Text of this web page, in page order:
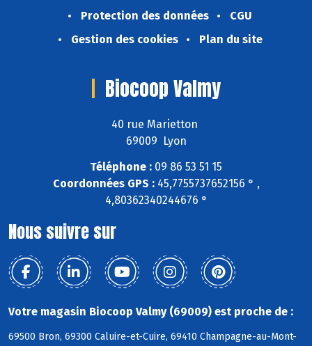
Protection des données
CGU
Gestion des cookies
Plan du site
Biocoop Valmy
40 rue Marietton
69009 Lyon
Téléphone : 09 86 53 51 15
Coordonnées GPS :45,7755737652156 ° ,
4,80362340244676 °
Nous suivre sur
Votre magasin Biocoop Valmy (69009) est proche de :
69500 Bron, 69300 Caluire-et-Cuire, 69410 Champagne-au-Mont-